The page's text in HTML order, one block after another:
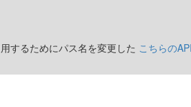
するためにパス名を変更した こちらの